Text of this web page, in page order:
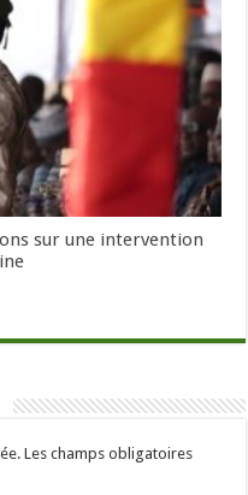
sur une intervention
Les champs obligatoires